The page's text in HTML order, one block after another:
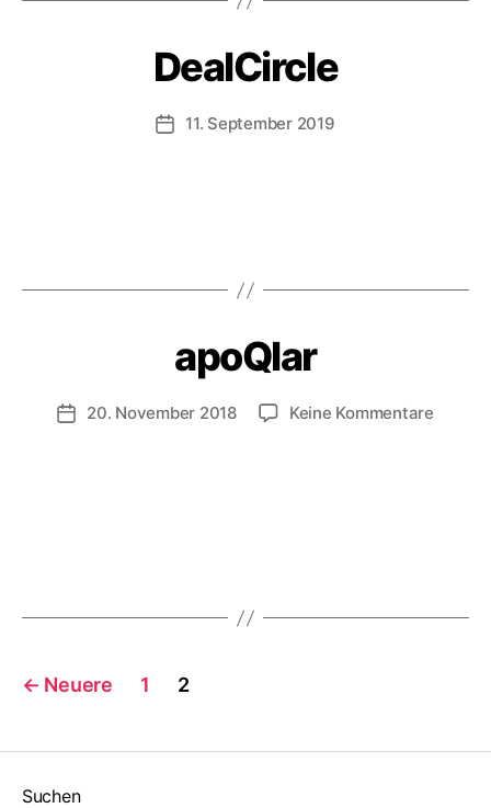
DealCircle
Veröffentlichungsdatum
11. September 2019
apoQlar
Veröffentlichungsdatum
20. November 2018 Keine Kommentarezu
Seitennummerierung
Beiträge
← Neuere 1 2
Suchen